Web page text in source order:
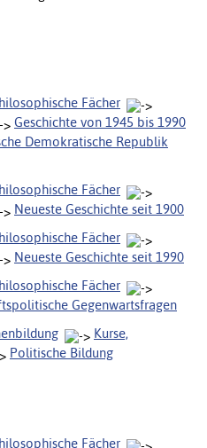
Fächer
Geschichte von 1945 bis 1990
Demokratische Republik
Fächer
Neueste Geschichte seit 1900
Fächer
Neueste Geschichte seit 1990
Fächer
Gegenwartsfragen
Kurse,
Politische Bildung
Fächer